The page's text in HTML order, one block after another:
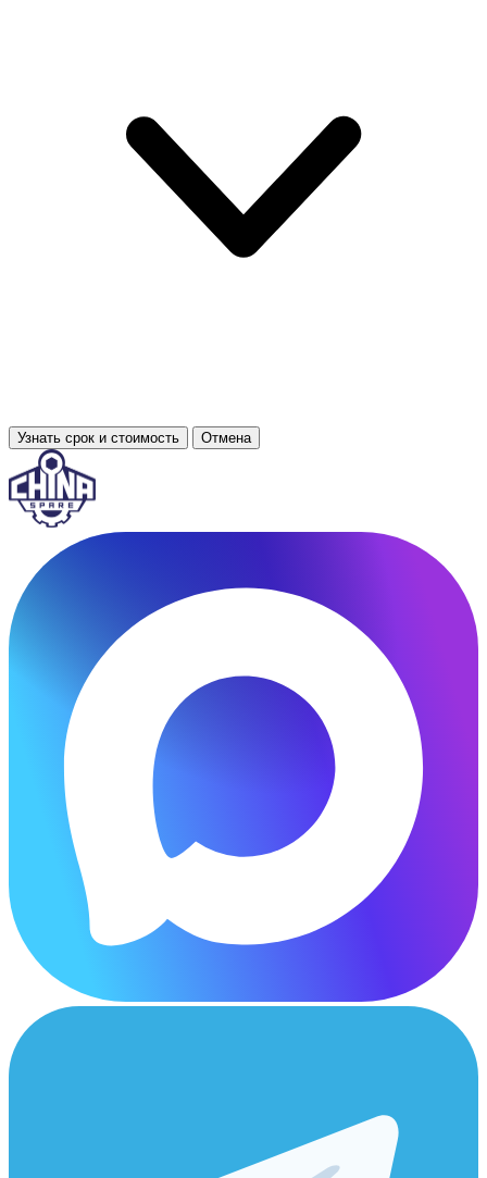
Узнать срок и стоимость Отмена